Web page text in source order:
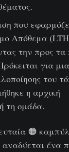
που
Απόθεμα
την προς τα
για μια
του
η αρχική
τη ομάδα.
🟠
ένα